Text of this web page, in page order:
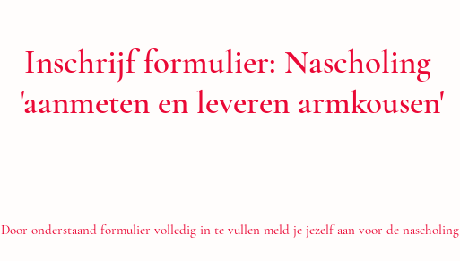
Inschrijf formulier: Nascholing
'aanmeten en leveren armkousen'
Door onderstaand formulier volledig in te vullen meld je jezelf aan voor de nascholing